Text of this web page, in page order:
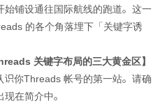
始铺设通往国际航线的跑道。这一
的各个角落埋下「关键字诱
关键字布局的三大黄金区】
识你Threads 帐号的第一站。请确
在简介中。